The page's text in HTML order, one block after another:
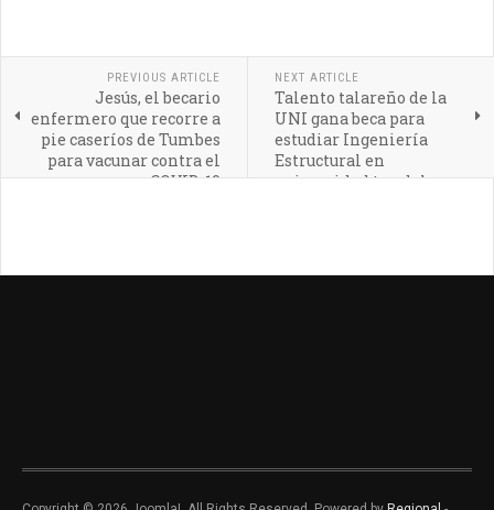
PREVIOUS ARTICLE
Jesús, el becario
enfermero que recorre a
pie caseríos de Tumbes
para vacunar contra el
COVID-19
NEXT ARTICLE
Talento talareño de la
UNI gana beca para
estudiar Ingeniería
Estructural en
universidad top del